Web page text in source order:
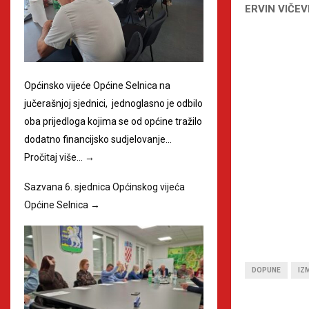
ERVIN
DOPUNE
Općinsko vijeće Općine Selnica na
jučerašnjoj sjednici, jednoglasno je odbilo
oba prijedloga kojima se od općine tražilo
dodatno financijsko sudjelovanje…
Pročitaj više…
→
Sazvana 6. sjednica Općinskog vijeća
Općine Selnica →